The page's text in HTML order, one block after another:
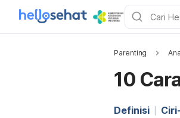
Parenting
10
Definisi